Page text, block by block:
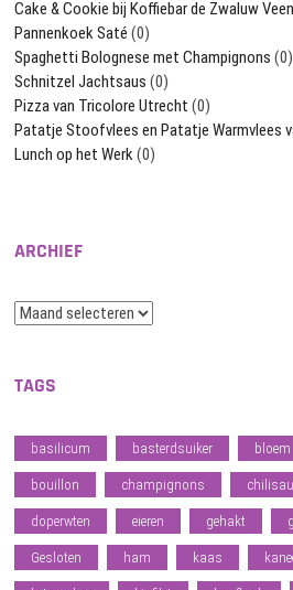
Cake & Cookie bij Koffiebar de Zwaluw
Pannenkoek Saté (0)
Spaghetti Bolognese met Champignons (0)
Schnitzel Jachtsaus (0)
Pizza van Tricolore Utrecht (0)
Patatje Stoofvlees en Patatje Warmvlees
Lunch op het Werk(0)
ARCHIEF
Archief
TAGS
basilicum basterdsuiker bloem
bouillon champignons
doperwten eieren gehakt
Gesloten ham kaas